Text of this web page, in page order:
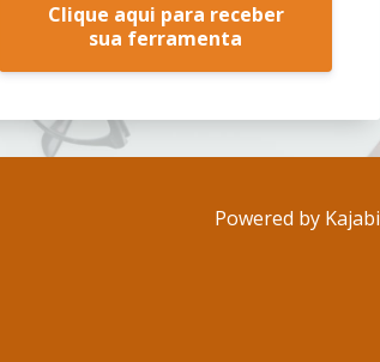
Clique aqui para receber
sua ferramenta
Powered by Kajabi